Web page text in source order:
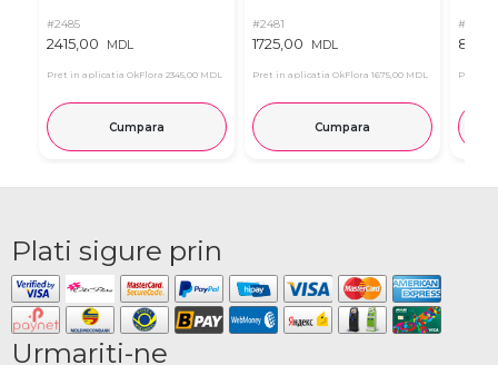
#2485
2415,00 MDL
Pret in aplicatia OkFlora 2345,00 MDL
Cumpara
#2481
1725,00 MDL
Pret in aplicatia OkFlora 1675,00 MDL
Cumpara
#2854
Pret in
Plati sigure prin
Urmariti-ne